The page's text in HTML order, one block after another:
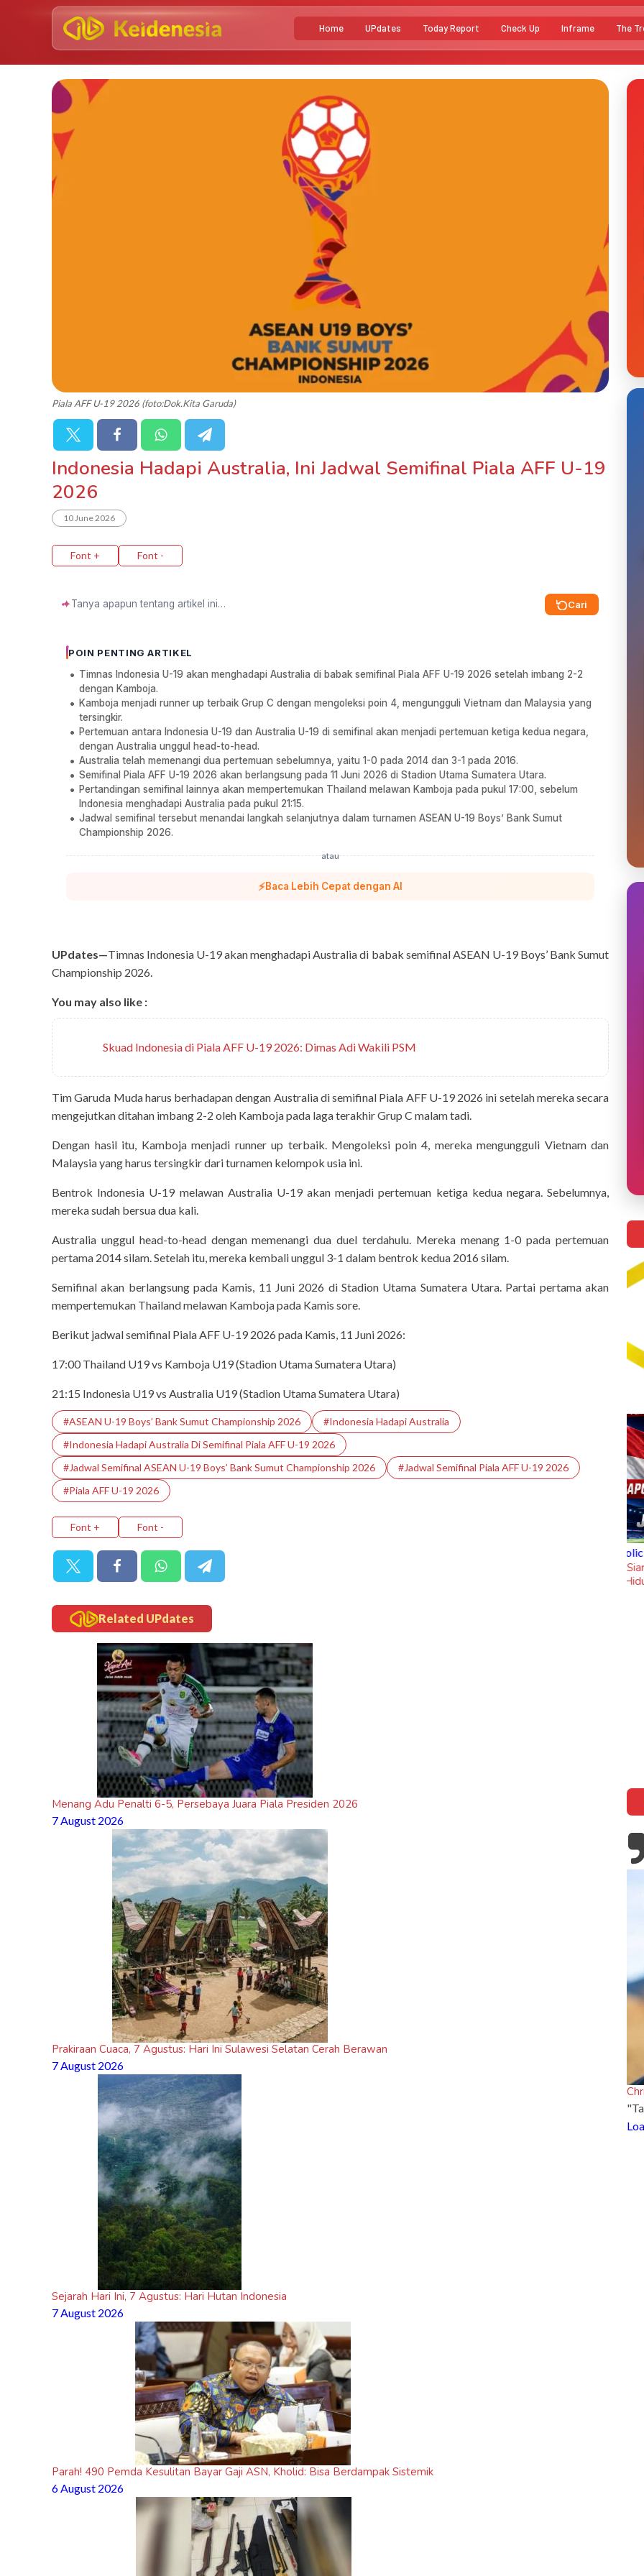
Home UPdates Today Report Check Up Inframe The
Piala AFF U-19 2026 (foto:Dok.Kita Garuda)
Indonesia Hadapi Australia, Ini Jadwal Semifinal Piala AFF U-19
2026
10 June 2026
Font + Font -
✦ Cari
POIN PENTING ARTIKEL
Timnas Indonesia U-19 akan menghadapi Australia di babak semifinal Piala AFF U-19 2026 setelah imbang 2-2
dengan Kamboja.
Kamboja menjadi runner up terbaik Grup C dengan mengoleksi poin 4, mengungguli Vietnam dan Malaysia yang
tersingkir.
Pertemuan antara Indonesia U-19 dan Australia U-19 di semifinal akan menjadi pertemuan ketiga kedua negara,
dengan Australia unggul head-to-head.
Australia telah memenangi dua pertemuan sebelumnya, yaitu 1-0 pada 2014 dan 3-1 pada 2016.
Semifinal Piala AFF U-19 2026 akan berlangsung pada 11 Juni 2026 di Stadion Utama Sumatera Utara.
Pertandingan semifinal lainnya akan mempertemukan Thailand melawan Kamboja pada pukul 17:00, sebelum
Indonesia menghadapi Australia pada pukul 21:15.
Jadwal semifinal tersebut menandai langkah selanjutnya dalam turnamen ASEAN U-19 Boys’ Bank Sumut
Championship 2026.
atau
⚡Baca Lebih Cepat dengan AI
UPdates—Timnas Indonesia U-19 akan menghadapi Australia di babak semifinal ASEAN U-19 Boys’ Bank Sumut
Championship 2026.
You may also like :
Skuad Indonesia di Piala AFF U-19 2026: Dimas Adi Wakili PSM
Tim Garuda Muda harus berhadapan dengan Australia di semifinal Piala AFF U-19 2026 ini setelah mereka secara
mengejutkan ditahan imbang 2-2 oleh Kamboja pada laga terakhir Grup C malam tadi.
Dengan hasil itu, Kamboja menjadi runner up terbaik. Mengoleksi poin 4, mereka mengungguli Vietnam dan
Malaysia yang harus tersingkir dari turnamen kelompok usia ini.
Bentrok Indonesia U-19 melawan Australia U-19 akan menjadi pertemuan ketiga kedua negara. Sebelumnya,
mereka sudah bersua dua kali.
Australia unggul head-to-head dengan memenangi dua duel terdahulu. Mereka menang 1-0 pada pertemuan
pertama 2014 silam. Setelah itu, mereka kembali unggul 3-1 dalam bentrok kedua 2016 silam.
Semifinal akan berlangsung pada Kamis, 11 Juni 2026 di Stadion Utama Sumatera Utara. Partai pertama akan
mempertemukan Thailand melawan Kamboja pada Kamis sore.
Berikut jadwal semifinal Piala AFF U-19 2026 pada Kamis, 11 Juni 2026:
17:00 Thailand U19 vs Kamboja U19 (Stadion Utama Sumatera Utara)
21:15 Indonesia U19 vs Australia U19 (Stadion Utama Sumatera Utara)
#ASEAN U-19 Boys’ Bank Sumut Championship 2026
#Indonesia Hadapi Australia
#Indonesia Hadapi Australia Di Semifinal Piala AFF U-19 2026
#Jadwal Semifinal ASEAN U-19 Boys’ Bank Sumut Championship 2026
#Jadwal Semifinal Piala AFF U-19 2026
#Piala AFF U-19 2026
Font + Font -
Related UPdates
Menang Adu Penalti 6-5, Persebaya Juara Piala Presiden 2026
7 August 2026
Prakiraan Cuaca, 7 Agustus: Hari Ini Sulawesi Selatan Cerah Berawan
7 August 2026
Sejarah Hari Ini, 7 Agustus: Hari Hutan Indonesia
7 August 2026
Parah! 490 Pemda Kesulitan Bayar Gaji ASN, Kholid: Bisa Berdampak Sistemik
6 August 2026
Pembenahan TPA Tamangapa Makassar